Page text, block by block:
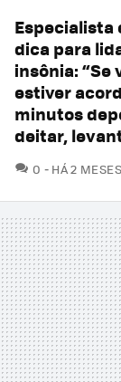
Especialista
dica para
insônia: “Se
estiver
minutos
deitar,
0 COMENTÁRIOS
HÁ 2 MESES